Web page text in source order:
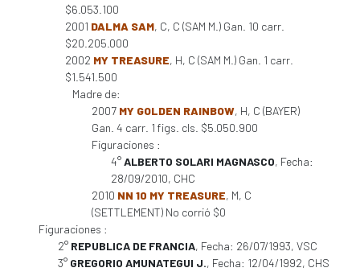
$6.053.100
2001 DALMA SAM, C, C (SAM M.) Gan. 10 carr.
$20.205.000
2002 MY TREASURE, H, C (SAM M.) Gan. 1 carr.
$1.541.500
Madre de:
2007 MY GOLDEN RAINBOW, H, C (BAYER)
Gan. 4 carr. 1 figs. cls. $5.050.900
Figuraciones :
4°ALBERTO SOLARI MAGNASCO, Fecha:
28/09/2010, CHC
2010 NN 10 MY TREASURE, M, C
(SETTLEMENT) No corrió $0
Figuraciones :
2° REPUBLICA DE FRANCIA, Fecha: 26/07/1993, VSC
3° GREGORIO AMUNATEGUI J., Fecha: 12/04/1992, CHS